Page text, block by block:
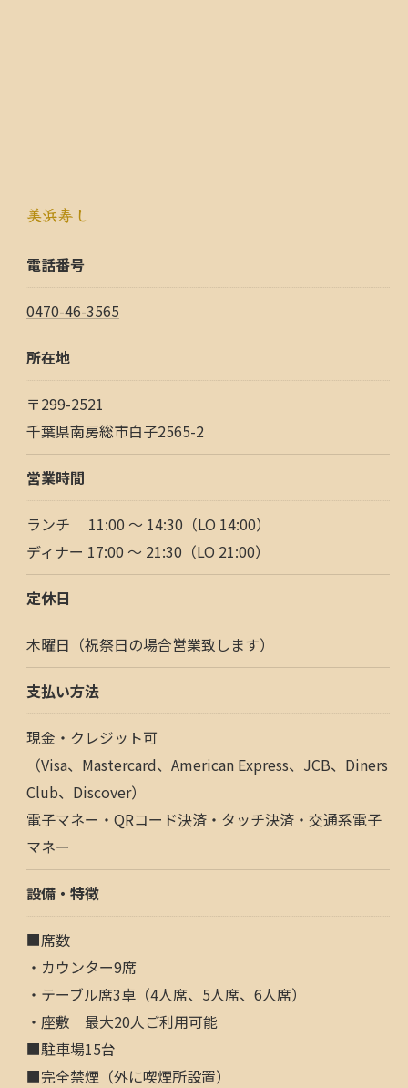
美浜寿し
電話番号
0470-46-3565
所在地
〒299-2521
千葉県南房総市白子2565-2
営業時間
ランチ 11:00 ～ 14:30（LO 14:00）
ディナー 17:00 ～ 21:30（LO 21:00）
定休日
木曜日（祝祭日の場合営業致します）
支払い方法
現金・クレジット可
（Visa、Mastercard、American Express、JCB、Diners
Club、Discover）
電子マネー・QRコード決済・タッチ決済・交通系電子
マネー
設備・特徴
■席数
・カウンター9席
・テーブル席3卓（4人席、5人席、6人席）
・座敷 最大20人ご利用可能
■駐車場15台
■完全禁煙（外に喫煙所設置）